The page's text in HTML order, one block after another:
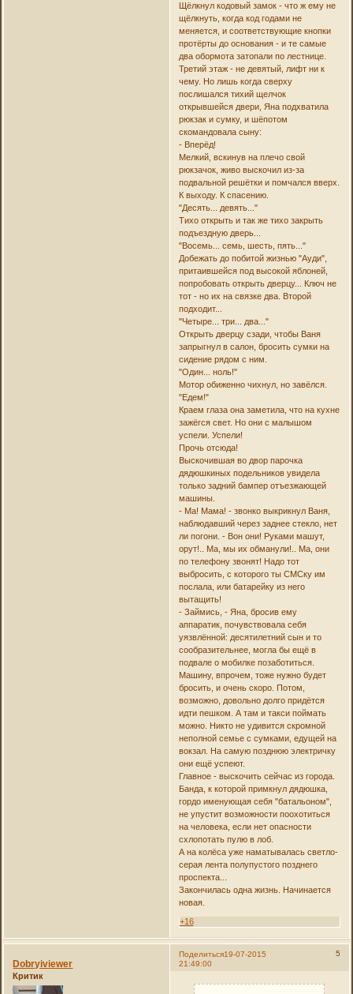
Щёлкнул кодовый замок - что ж ему не
щёлкнуть, когда код годами не
меняется, и соответствующие кнопки
протёрты до основания - и те самые
два обормота затопали по лестнице.
Третий этаж - не девятый, лифт ни к
чему. Но лишь когда сверху
послишался тихий щелчок
открывшейся двери, Яна подхватила
рюкзак и сумку, и шёпотом
скомандовала сыну:
- Вперёд!
Мелкий, вскинув на плечо свой
рюкзачок, живо выскочил из-за
подвальной решётки и помчался вверх.
К выходу. К спасению.
"Десять... девять..."
Тихо открыть и так же тихо закрыть
подъездную дверь...
"Восемь... семь, шесть, пять..."
Добежать до побитой жизнью "Ауди",
притаившейся под высокой яблоней,
попробовать открыть дверцу... Ключ не
тот - но их на связке два. Второй
подходит...
"Четыре... три... два..."
Открыть дверцу сзади, чтобы Ваня
запрыгнул в салон, бросить сумки на
сидение рядом с ним.
"Один... ноль!"
Мотор обиженно чихнул, но завёлся.
"Едем!"
Краем глаза она заметила, что на кухне
зажёгся свет. Но они с малышом
успели. Успели!
Прочь отсюда!
Выскочившая во двор парочка
дядюшкиных подельников увидела
только задний бампер отъезжающей
машины.
- Ма! Мама! - звонко выкрикнул Ваня,
наблюдавший через заднее стекло, нет
ли погони. - Вон они! Руками машут,
орут!.. Ма, мы их обманули!.. Ма, они
по телефону звонят! Надо тот
выбросить, с которого ты СМСку им
послала, или батарейку из него
вытащить!
- Займись, - Яна, бросив ему
аппаратик, почувствовала себя
уязвлённой: десятилетний сын и то
сообразительнее, могла бы ещё в
подвале о мобилке позаботиться.
Машину, впрочем, тоже нужно будет
бросить, и очень скоро. Потом,
возможно, довольно долго придётся
идти пешком. А там и такси поймать
можно. Никто не удивится скромной
неполной семье с сумками, едущей на
вокзал. На самую позднюю электричку
они ещё успеют.
Главное - выскочить сейчас из города.
Банда, к которой примкнул дядюшка,
гордо именующая себя "батальоном",
не упустит возможности поохотиться
на человека, если нет опасности
схлопотать пулю в лоб.
А на колёса уже наматывалась светло-
серая лента полупустого позднего
проспекта...
Закончилась одна жизнь. Начинается
новая.
+16
Поделиться 5
19-07-2015
21:49:00
Dobryiviewer
Критик